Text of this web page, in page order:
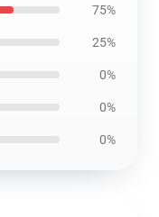
75%
25%
0%
0%
0%